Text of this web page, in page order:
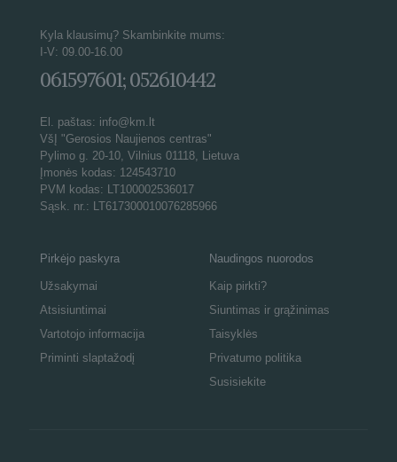
Kyla klausimų? Skambinkite mums:
I-V: 09.00-16.00
061597601; 052610442
El. paštas: info@km.lt
VšĮ "Gerosios Naujienos centras"
Pylimo g. 20-10, Vilnius 01118, Lietuva
Įmonės kodas: 124543710
PVM kodas: LT100002536017
Sąsk. nr.: LT617300010076285966
Pirkėjo paskyra
Užsakymai
Atsisiuntimai
Vartotojo informacija
Priminti slaptažodį
Naudingos nuorodos
Kaip pirkti?
Siuntimas ir grąžinimas
Taisyklės
Privatumo politika
Susisiekite